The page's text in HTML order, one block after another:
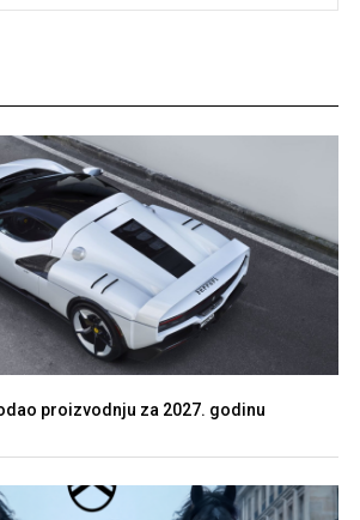
proizvodnju za 2027. godinu